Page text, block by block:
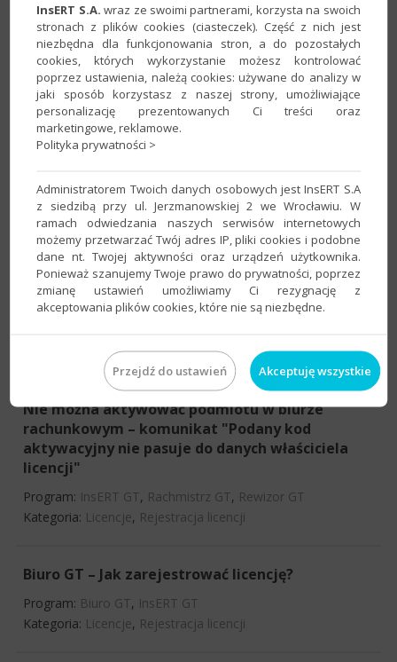
Program:Gratyfikant GT,InsERT GT ,Rachmistrz GT,
Rewizor GT
Kategoria:
Rejestracja licencji
InsERT GT – Jak zawiesić nieużywane
stanowiska/pracowników w trakcie
zakupu/przedłużania abonamentu?
Program:Gestor GT,Gratyfikant GT,InsERT GT, Subiekt GT
Kategoria:Licencje ,Rejestracja licencji
InsERT GT – Jak aktywować nową wersję
programu po aktualizacji?
Program:Gestor GT,Gratyfikant GT ,InsERT GT,Rachmistrz
Aktualizacja,Licencje,Rejestracja licencji
Nie można aktywować podmiotu w biurze
rachunkowym – komunikat "Podany kod
aktywacyjny nie pasuje do danych właściciela
licencji"
Program: InsERT GT, Rachmistrz GT, Rewizor GT
Kategoria: Licencje, Rejestracja licencji
Biuro GT – Jak zarejestrować licencję?
Program: Biuro GT, InsERT GT
Kategoria: Licencje, Rejestracja licencji
InsERT S.A. wraz ze swoimi partnerami, korzysta na swoich
stronach z plików cookies (ciasteczek). Część z nich jest
niezbędna dla funkcjonowania stron, a do pozostałych
cookies, których wykorzystanie możesz kontrolować
poprzez ustawienia, należą cookies: używane do analizy w
jaki sposób korzystasz z naszej strony, umożliwiające
personalizację prezentowanych Ci treści oraz
marketingowe, reklamowe.
Polityka prywatności >
Administratorem Twoich danych osobowych jest InsERT S.A
z siedzibą przy ul. Jerzmanowskiej 2 we Wrocławiu. W
ramach odwiedzania naszych serwisów internetowych
możemy przetwarzać Twój adres IP, pliki cookies i podobne
dane nt. Twojej aktywności oraz urządzeń użytkownika.
Ponieważ szanujemy Twoje prawo do prywatności, poprzez
zmianę ustawień umożliwiamy Ci rezygnację z
akceptowania plików cookies, które nie są niezbędne.
Przejdź do ustawień Akceptuję wszystkie